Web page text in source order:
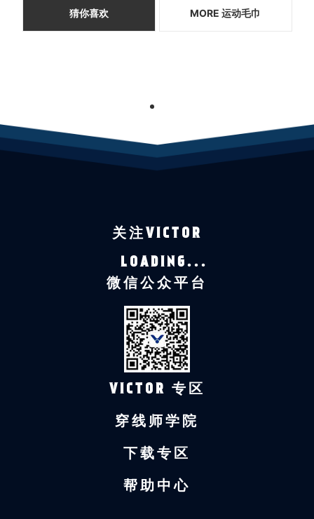
猜你喜欢 MORE 运动毛巾
1
关注VICTOR
LOADING...
微信公众平台
VICTOR 专区
穿线师学院
下载专区
帮助中心